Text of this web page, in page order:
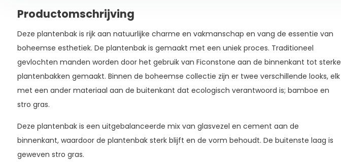
Productomschrijving
Deze plantenbak is rijk aan natuurlijke charme en vakmanschap en vang de essentie van
boheemse esthetiek. De plantenbak is gemaakt met een uniek proces. Traditioneel
gevlochten manden worden door het gebruik van Ficonstone aan de binnenkant tot sterke
plantenbakken gemaakt. Binnen de boheemse collectie zijn er twee verschillende looks, elk
met een ander materiaal aan de buitenkant dat ecologisch verantwoord is; bamboe en
stro gras.
Deze plantenbak is een uitgebalanceerde mix van glasvezel en cement aan de
binnenkant, waardoor de plantenbak sterk blijft en de vorm behoudt. De buitenste laag is
geweven stro gras.